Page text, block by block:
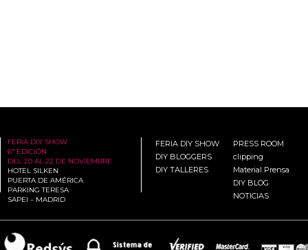
FERIA DIY SHOW
6ª EDICIÓN
DEL 20 AL 22 DE NOVIEMBRE
HOTEL SILKEN
PUERTA DE AMÉRICA
PARKING TERESA
SAPEI – MADRID
FERIA DIY SHOW
DIY BLOGGERS
DIY TALLERES
PRESS ROOM
clipping
Material Prensa
DIY BLOG
NOTICIAS